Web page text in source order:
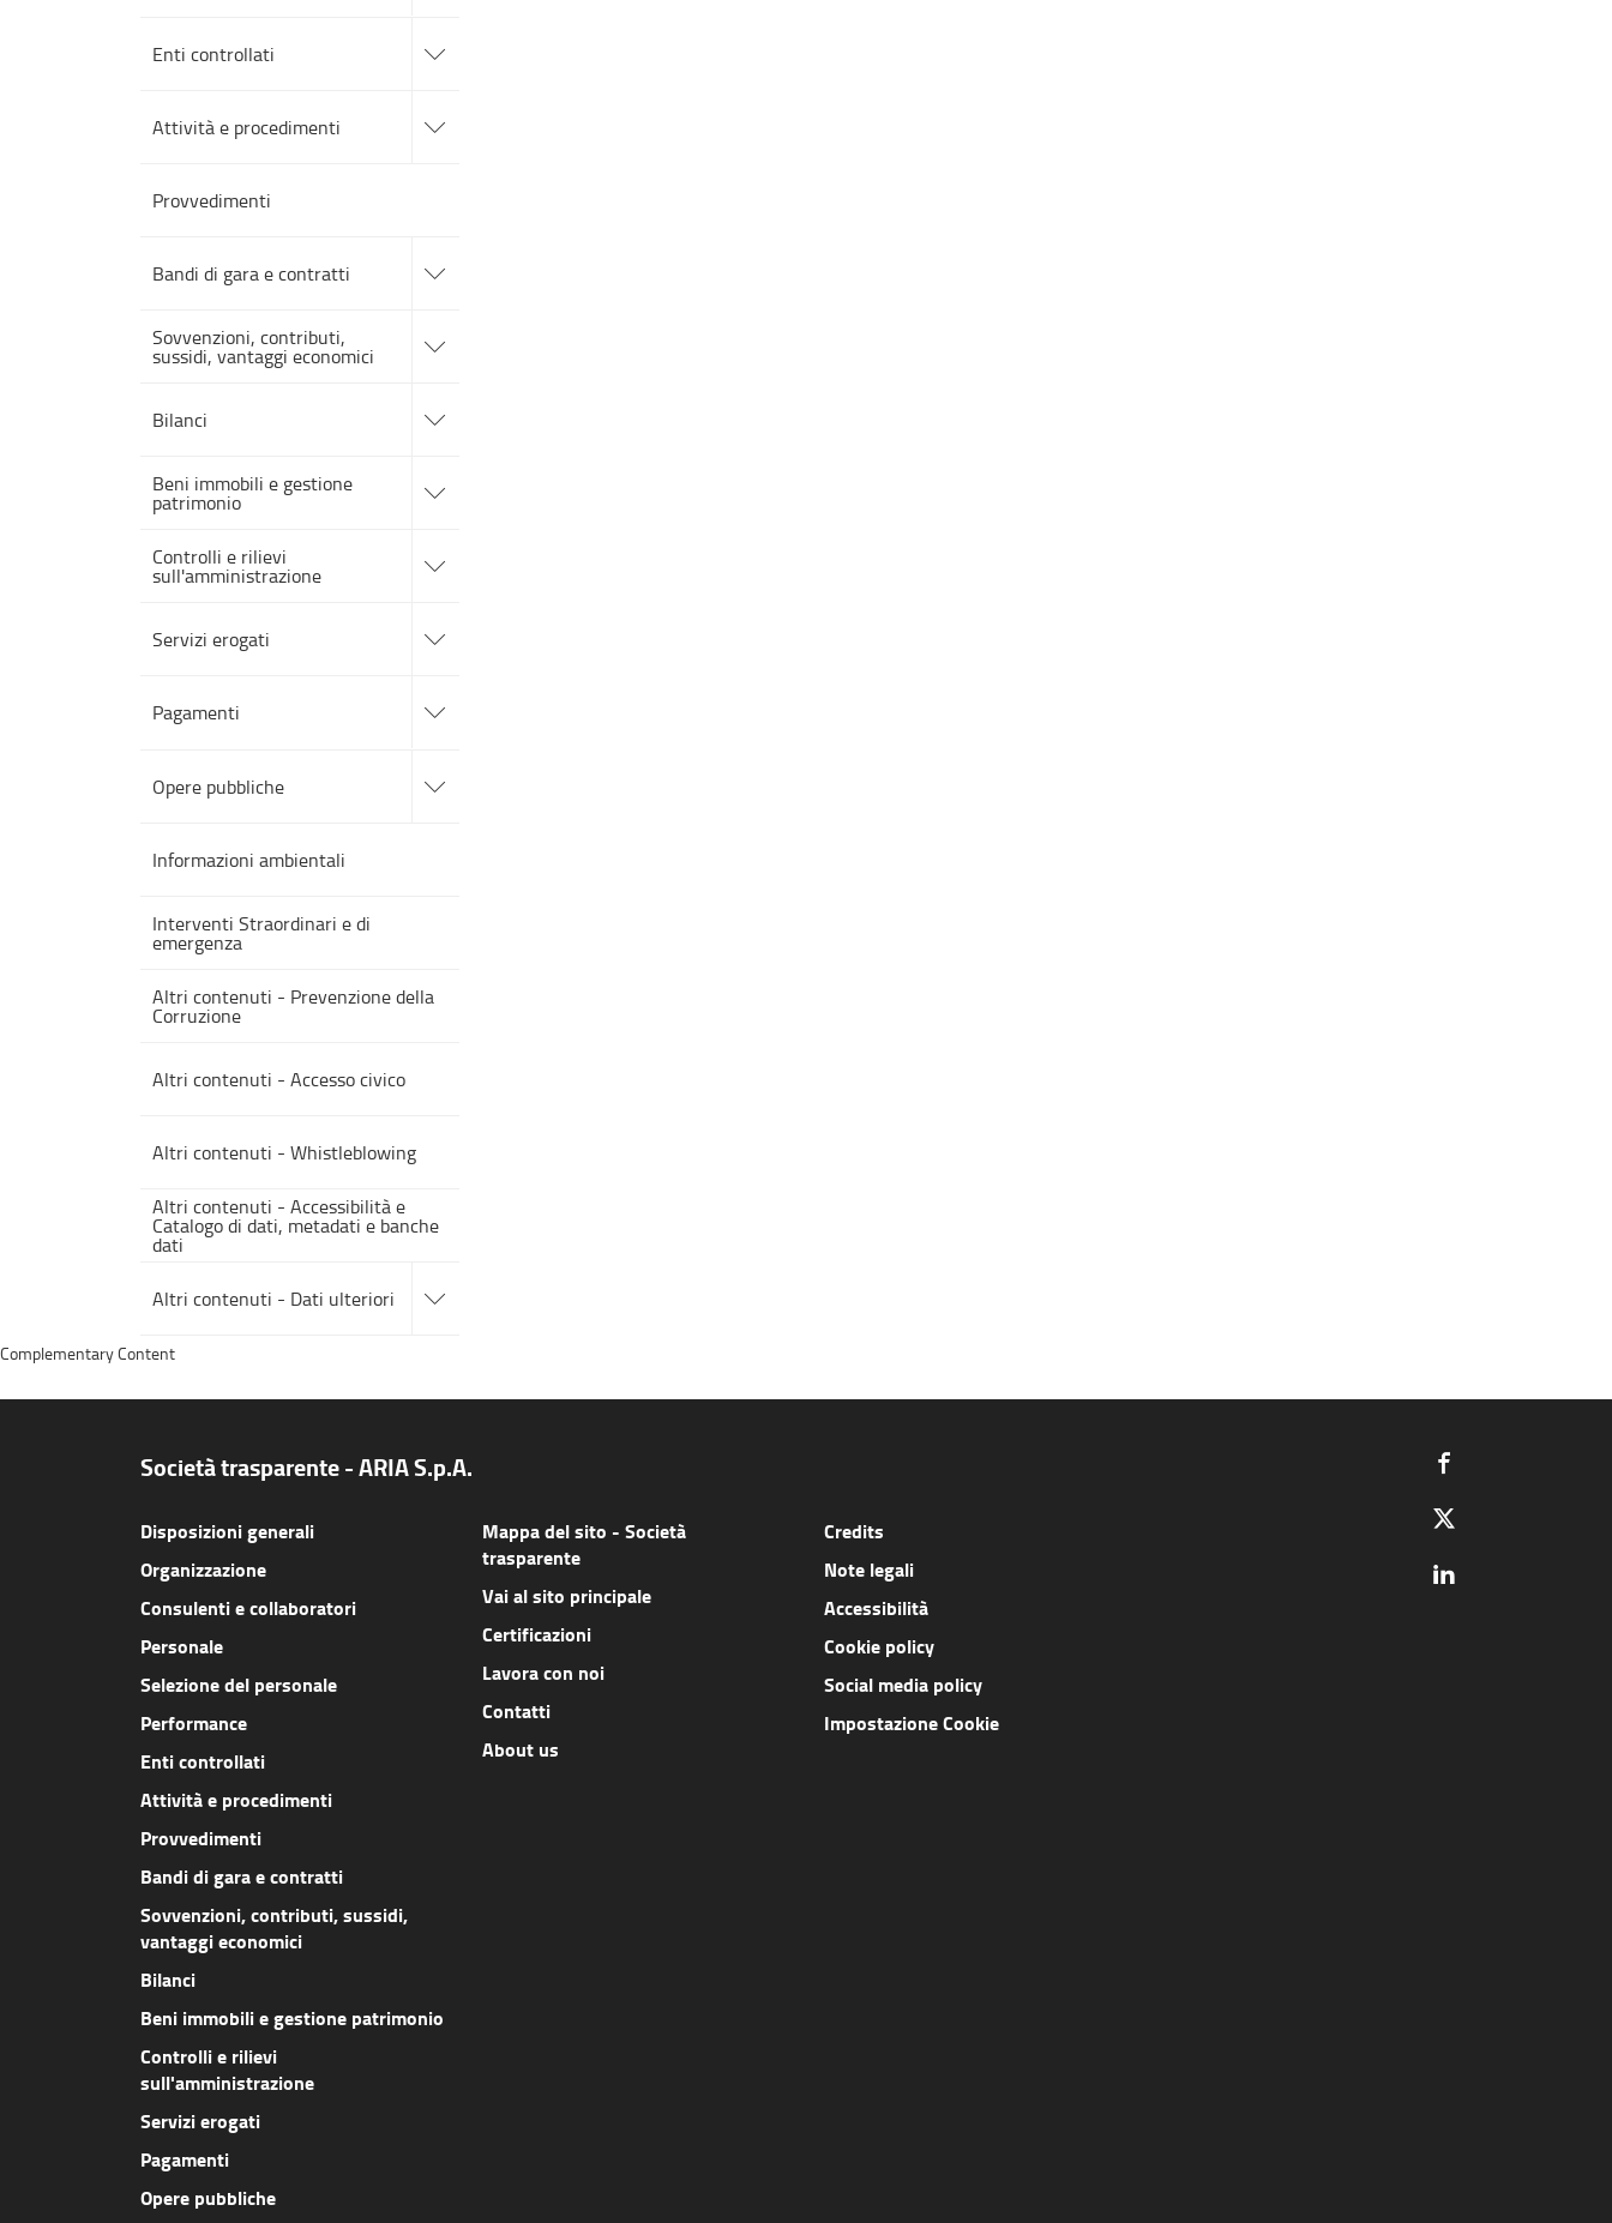
Enti controllati
alle
sotto
Attività e procedimenti
alle
sotto
Provvedimenti
Bandi di gara e contratti alle
sotto
Sovvenzioni, contributi,
sussidi, vantaggi economici
alle
sotto
Bilanci
alle
sotto
Beni immobili e gestione
patrimonio
alle
sotto
Controlli e rilievi
sull'amministrazione
alle
sotto
Servizi erogati
alle
sotto
Pagamenti
alle
sotto
Opere pubbliche
alle
sotto
Informazioni ambientali
Interventi Straordinari e di
emergenza
Altri contenuti - Prevenzione della
Corruzione
Altri contenuti - Accesso civico
Altri contenuti - Whistleblowing
Altri contenuti - Accessibilità e
Catalogo di dati, metadati e banche
dati
Altri contenuti - Dati ulteriori alle
sotto
Società trasparente - ARIA S.p.A.
Disposizioni generali
Organizzazione
Consulenti e collaboratori
Personale
Selezione del personale
Performance
Enti controllati
Attività e procedimenti
Provvedimenti
Bandi di gara e contratti
Sovvenzioni, contributi, sussidi,
vantaggi economici
Bilanci
Beni immobili e gestione patrimonio
Controlli e rilievi
sull'amministrazione
Servizi erogati
Pagamenti
Opere pubbliche
Mappa del sito - Società
trasparente
Vai al sito principale
Certificazioni
Lavora con noi
Contatti
About us
Credits
Note legali
Accessibilità
Cookie policy
Social media policy
Impostazione Cookie
Complementary Content